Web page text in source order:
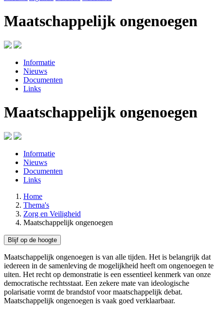
Maatschappelijk ongenoegen
Informatie
Nieuws
Documenten
Links
Maatschappelijk ongenoegen
Informatie
Nieuws
Documenten
Links
Home
Thema's
Zorg en Veiligheid
Maatschappelijk ongenoegen
Blijf op de hoogte
Maatschappelijk ongenoegen is van alle tijden. Het is belangrijk dat
iedereen in de samenleving de mogelijkheid heeft om ongenoegen te
uiten. Het recht op demonstratie is een essentieel kenmerk van onze
democratische rechtsstaat. Een zekere mate van ideologische
polarisatie vormt de brandstof voor maatschappelijk debat.
Maatschappelijk ongenoegen is vaak goed verklaarbaar.